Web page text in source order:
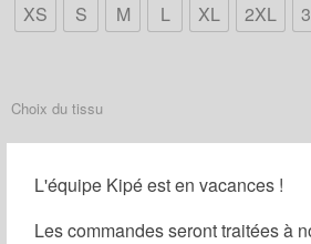
L'équipe Kipé est en vacances !
Les commandes seront traitées à
XS S M L XL 2XL
Choix du tissu
*